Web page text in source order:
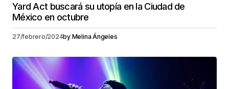
Yard Act buscará su utopía en la Ciudad de
México en octubre
27/febrero/2024by Melina Ángeles